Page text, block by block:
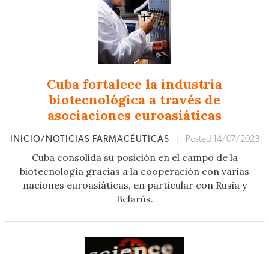
Cuba fortalece la industria
biotecnológica a través de
asociaciones euroasiáticas
INICIO/NOTICIAS FARMACÉUTICAS Posted 14/07/2023
Cuba consolida su posición en el campo de la
biotecnología gracias a la cooperación con varias
naciones euroasiáticas, en particular con Rusia y
Belarús.